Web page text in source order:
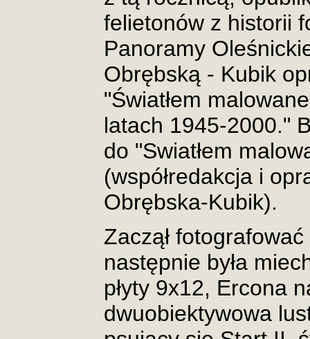
felietonów z historii
Panoramy
Obrębską - Kubik
"Światłem
latach 1945-2000."
do "Swiatłem
(współredakcja i
Obrębska-Kubik).
Zaczął
następnie była
płyty 9x12, Ercona
dwuobiektywowa